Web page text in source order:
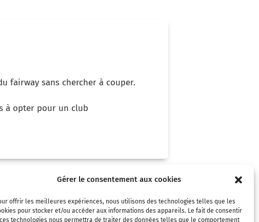
Gérer le consentement aux cookies
offrir les meilleures expériences, nous utilisons des technologies telles que les
pour stocker et/ou accéder aux informations des appareils. Le fait de consentir
technologies nous permettra de traiter des données telles que le comportement
fairway sans chercher à couper.
à opter pour un club